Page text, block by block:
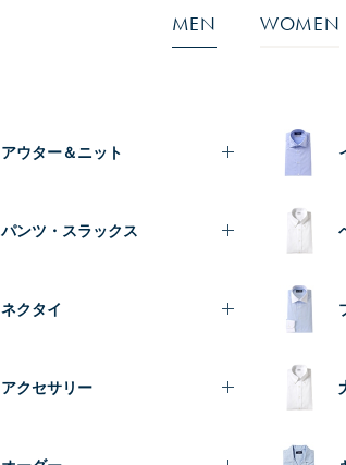
MEN WOMEN
アウター＆ニット
パンツ・スラックス
ネクタイ
アクセサリー